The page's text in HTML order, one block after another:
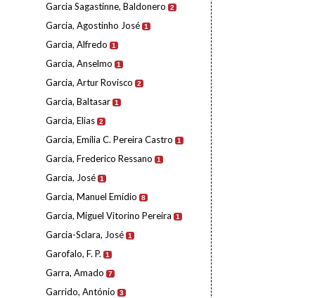
Garcia Sagastinne, Baldonero 2
Garcia, Agostinho José 1
Garcia, Alfredo 1
Garcia, Anselmo 1
Garcia, Artur Rovisco 2
Garcia, Baltasar 1
Garcia, Elias 2
Garcia, Emília C. Pereira Castro 1
Garcia, Frederico Ressano 1
Garcia, José 1
Garcia, Manuel Emídio 8
Garcia, Miguel Vitorino Pereira 1
Garcia-Sclara, José 1
Garofalo, F. P. 1
Garra, Amado 7
Garrido, António 3